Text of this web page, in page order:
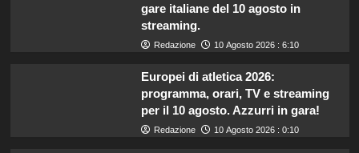
gare italiane del 10 agosto in
streaming.
Redazione 10 Agosto 2026 : 6:10
Europei di atletica 2026:
programma, orari, TV e streaming
per il 10 agosto. Azzurri in gara!
Redazione 10 Agosto 2026 : 0:10